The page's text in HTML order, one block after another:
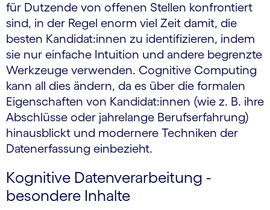
für Dutzende von offenen Stellen konfrontiert
sind, in der Regel enorm viel Zeit damit, die
besten Kandidat:innen zu identifizieren, indem
sie nur einfache Intuition und andere begrenzte
Werkzeuge verwenden. Cognitive Computing
kann all dies ändern, da es über die formalen
Eigenschaften von Kandidat:innen (wie z. B. ihre
Abschlüsse oder jahrelange Berufserfahrung)
hinausblickt und modernere Techniken der
Datenerfassung einbezieht.
Kognitive Datenverarbeitung -
besondere Inhalte